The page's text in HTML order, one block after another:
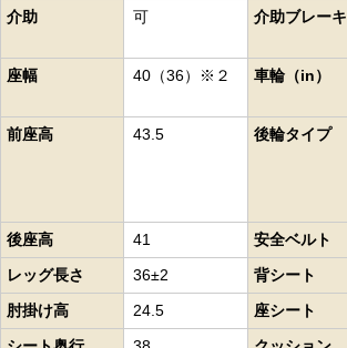
介助
可 介助ブレーキ
座幅
40（36）※２ 車輪（in）
前座高
43.5 後輪タイプ
後座高
41 安全ベルト
レッグ長さ
36±2 背シート
肘掛け高
24.5 座シート